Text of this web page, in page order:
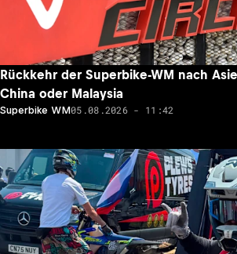
Rückkehr der Superbike-WM nach
China oder Malaysia
Superbike WM05.08.2026 - 11:42